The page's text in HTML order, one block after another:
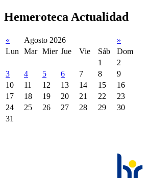
Hemeroteca Actualidad
« Agosto 2026
»
Lun
Mar Mier Jue Vie Sáb
Dom
1
2
3
4 5 6 7 8
9
10
11 12 13 14 15
16
17
18 19 20 21 22
23
24
25 26 27 28 29
30
31